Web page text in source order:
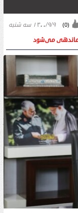
۱۴۰۰/۹/۹ سه شنبه (
0
)
می‌شود